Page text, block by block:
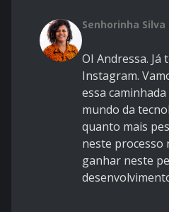
Senhorinha Silva
OI Andressa. Já
Instagram.
essa
mundo da
quanto mais
neste processo
ganhar neste